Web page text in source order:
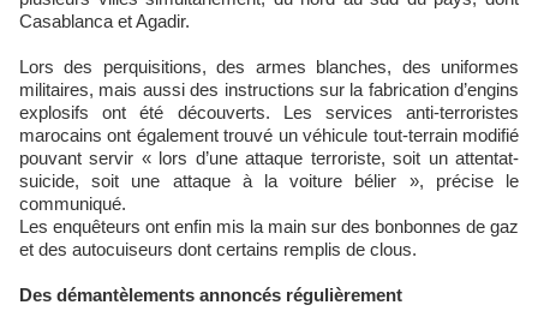
Casablanca et Agadir.
Lors des perquisitions, des armes blanches, des uniformes
militaires, mais aussi des instructions sur la fabrication d’engins
explosifs ont été découverts. Les services anti-terroristes
marocains ont également trouvé un véhicule tout-terrain modifié
pouvant servir « lors d’une attaque terroriste, soit un attentat-
suicide, soit une attaque à la voiture bélier », précise le
communiqué.
Les enquêteurs ont enfin mis la main sur des bonbonnes de gaz
et des autocuiseurs dont certains remplis de clous.
Des démantèlements annoncés régulièrement